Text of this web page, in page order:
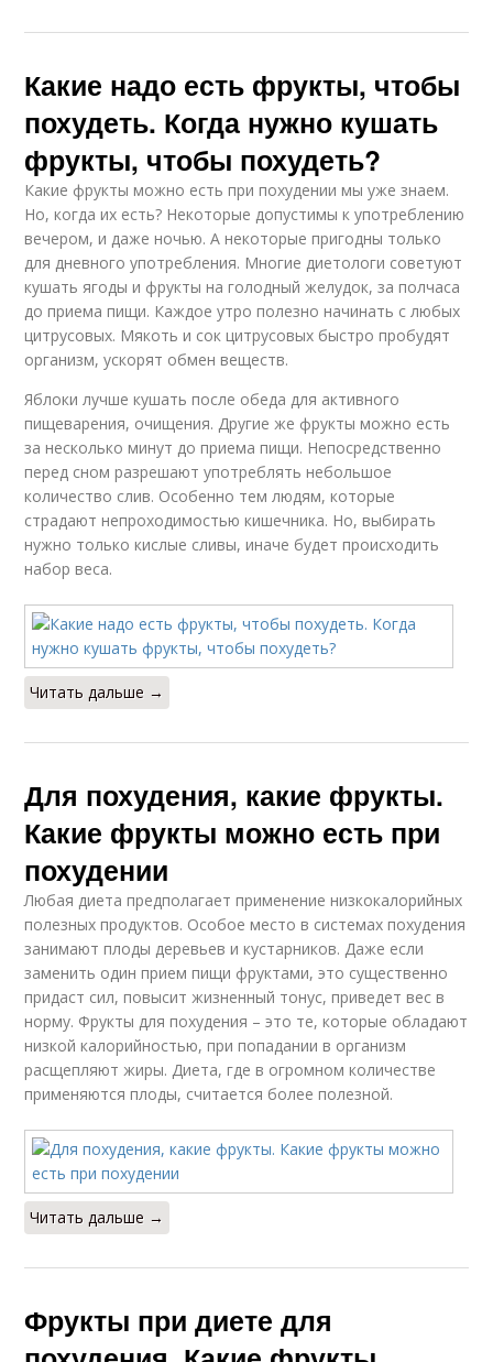
Какие надо есть фрукты, чтобы
похудеть. Когда нужно кушать
фрукты, чтобы похудеть?
Какие фрукты можно есть при похудении мы уже знаем.
Но, когда их есть? Некоторые допустимы к употреблению
вечером, и даже ночью. А некоторые пригодны только
для дневного употребления. Многие диетологи советуют
кушать ягоды и фрукты на голодный желудок, за полчаса
до приема пищи. Каждое утро полезно начинать с любых
цитрусовых. Мякоть и сок цитрусовых быстро пробудят
организм, ускорят обмен веществ.
Яблоки лучше кушать после обеда для активного
пищеварения, очищения. Другие же фрукты можно есть
за несколько минут до приема пищи. Непосредственно
перед сном разрешают употреблять небольшое
количество слив. Особенно тем людям, которые
страдают непроходимостью кишечника. Но, выбирать
нужно только кислые сливы, иначе будет происходить
набор веса.
Читать дальше →
Для похудения, какие фрукты.
Какие фрукты можно есть при
похудении
Любая диета предполагает применение низкокалорийных
полезных продуктов. Особое место в системах похудения
занимают плоды деревьев и кустарников. Даже если
заменить один прием пищи фруктами, это существенно
придаст сил, повысит жизненный тонус, приведет вес в
норму. Фрукты для похудения – это те, которые обладают
низкой калорийностью, при попадании в организм
расщепляют жиры. Диета, где в огромном количестве
применяются плоды, считается более полезной.
Читать дальше →
Фрукты при диете для